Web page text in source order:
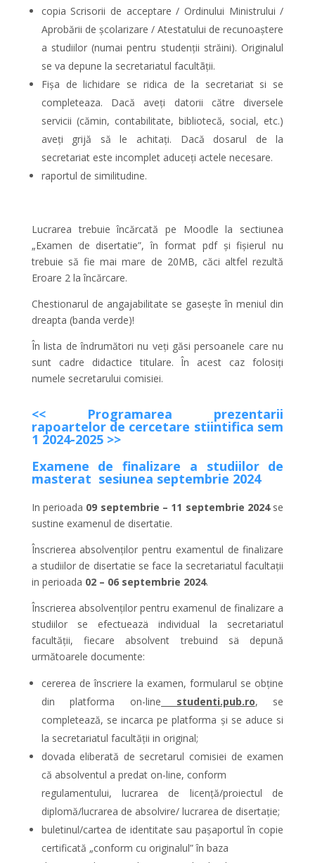
copia Scrisorii de acceptare / Ordinului Ministrului /
Aprobării de școlarizare / Atestatului de recunoaștere
a studiilor (numai pentru studenții străini). Originalul
se va depune la secretariatul facultãții.
Fișa de lichidare se ridica de la secretariat si se
completeaza. Dacă aveți datorii către diversele
servicii (cămin, contabilitate, bibliotecă, social, etc.)
aveți grijă să le achitați. Dacă dosarul de la
secretariat este incomplet aduceți actele necesare.
raportul de similitudine.
Lucrarea trebuie încărcată pe Moodle la sectiunea
„Examen de disertatie”, în format pdf și fișierul nu
trebuie să fie mai mare de 20MB, căci altfel rezultă
Eroare 2 la încărcare.
Chestionarul de angajabilitate se gasește în meniul din
dreapta (banda verde)!
În lista de îndrumători nu veți găsi persoanele care nu
sunt cadre didactice titulare. În acest caz folosiți
numele secretarului comisiei.
<< Programarea prezentarii
rapoartelor de cercetare stiintifica sem
1 2024-2025 >>
Examene de finalizare a studiilor de
masterat sesiunea septembrie 2024
In perioada 09 septembrie – 11 septembrie 2024se
sustine examenul de disertatie.
Înscrierea absolvenților pentru examentul de finalizare
a studiilor de disertatie se face la secretariatul facultații
in perioada 02 – 06septembrie 2024.
Înscrierea absolvenților pentru examenul de finalizare a
studiilor se efectueazä individual la secretariatul
facultății, fiecare absolvent trebuind sä depună
următoarele documente:
cererea de înscriere la examen, formularul se obține
din platforma on-line studenti.pub.ro, se
completează, se incarca pe platforma și se aduce si
la secretariatul facultății in original;
dovada eliberată de secretarul comisiei de examen
că absolventul a predat on-line, conform
regulamentului, lucrarea de licență/proiectul de
diplomă/lucrarea de absolvire/ lucrarea de disertaţie;
buletinul/cartea de identitate sau paşaportul în copie
certificată „conform cu originalul” în baza